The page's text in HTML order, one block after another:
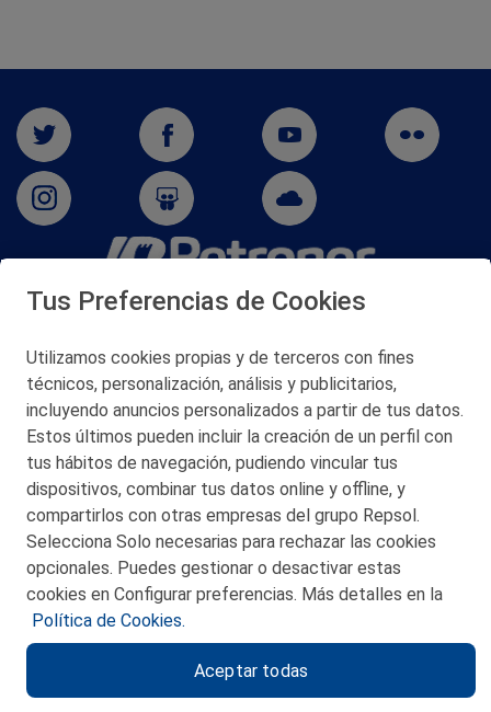
San Martín 5-Edificio Muñatones,
© 2026 Petronor S.A.
CONTACTO
MAPA WEB
POLITICA DE PRIVACIDAD
POLITICA DE COOKIES
Tus Preferencias de Cookies
Utilizamos cookies propias y de terceros con fines
técnicos, personalización, análisis y publicitarios,
incluyendo anuncios personalizados a partir de tus datos.
Estos últimos pueden incluir la creación de un perfil con
tus hábitos de navegación, pudiendo vincular tus
dispositivos, combinar tus datos online y offline, y
compartirlos con otras empresas del grupo Repsol.
Selecciona Solo necesarias para rechazar las cookies
opcionales. Puedes gestionar o desactivar estas
cookies en Configurar preferencias. Más detalles en la
Política de Cookies.
Aceptar todas